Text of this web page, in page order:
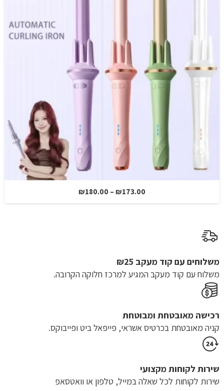
₪173.00
–
₪180.00
מחירים:
משלוחים עם קוד מעקב ₪25
משלוח​ עם קוד מעקב המגיע למרכז חלוקה הקרובה.
רכישה​ ​מאובטחת ומבוטחת
קניה מאובטחת בכרטיס אשראי, פייפאל ביט ופייבוקס.
שירות לקוחות מקצועי
שירות לקוחות לכל שאלה במייל, טלפון או וואטסאפ